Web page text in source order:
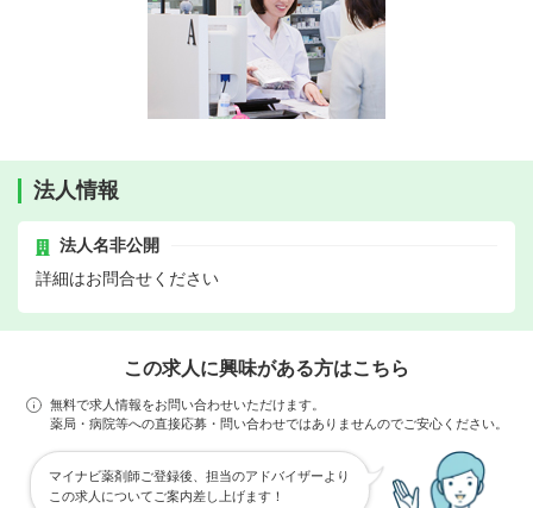
法人情報
法人名非公開
詳細はお問合せください
この求人に興味がある方はこちら
無料で求人情報をお問い合わせいただけます。
薬局・病院等への直接応募・問い合わせではありませんのでご安心ください。
マイナビ薬剤師ご登録後、担当のアドバイザーより
この求人についてご案内差し上げます！